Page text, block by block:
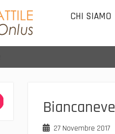
CHI SIAMO
Biancaneve
27 Novembre 2017
Ricerca
per: